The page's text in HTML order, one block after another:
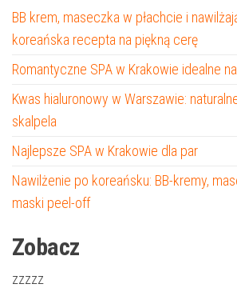
BB krem, maseczka w płachcie i
koreańska recepta na piękną cerę
Romantyczne SPA w Krakowie idealne
Kwas hialuronowy w Warszawie:
skalpela
Najlepsze SPA w Krakowie dla par
Nawilżenie po koreańsku: BB-kremy,
maski peel-off
Zobacz
zzzzz